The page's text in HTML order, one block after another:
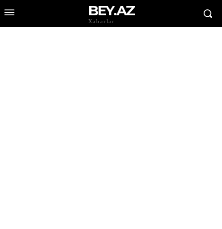
BEY.AZ
Xəbərlər